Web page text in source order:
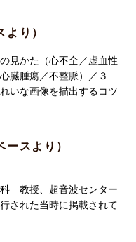
り）
見かた（心不全／虚血性
臓腫瘍／不整脈）／３
な画像を描出するコツ
スより）
教授、超音波センター
された当時に掲載されて